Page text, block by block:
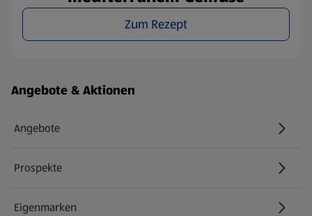
Zum Rezept
Fußzeilenmenü - weitere Links
Angebote & Aktionen
Angebote
Prospekte
Eigenmarken